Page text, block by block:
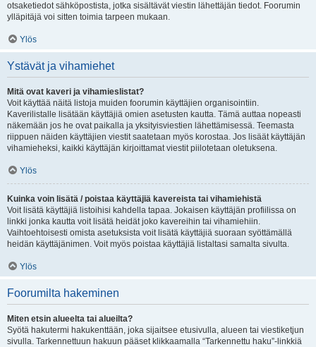
otsaketiedot sähköpostista, jotka sisältävät viestin lähettäjän tiedot. Foorumin
ylläpitäjä voi sitten toimia tarpeen mukaan.
Ylös
Ystävät ja vihamiehet
Mitä ovat kaveri ja vihamieslistat?
Voit käyttää näitä listoja muiden foorumin käyttäjien organisointiin.
Kaverilistalle lisätään käyttäjiä omien asetusten kautta. Tämä auttaa nopeasti
näkemään jos he ovat paikalla ja yksityisviestien lähettämisessä. Teemasta
riippuen näiden käyttäjien viestit saatetaan myös korostaa. Jos lisäät käyttäjän
vihamieheksi, kaikki käyttäjän kirjoittamat viestit piilotetaan oletuksena.
Ylös
Kuinka voin lisätä / poistaa käyttäjiä kavereista tai vihamiehistä
Voit lisätä käyttäjiä listoihisi kahdella tapaa. Jokaisen käyttäjän profiilissa on
linkki jonka kautta voit lisätä heidät joko kavereihin tai vihamiehiin.
Vaihtoehtoisesti omista asetuksista voit lisätä käyttäjiä suoraan syöttämällä
heidän käyttäjänimen. Voit myös poistaa käyttäjiä listaltasi samalta sivulta.
Ylös
Foorumilta hakeminen
Miten etsin alueelta tai alueilta?
Syötä hakutermi hakukenttään, joka sijaitsee etusivulla, alueen tai viestiketjun
sivulla. Tarkennettuun hakuun pääset klikkaamalla “Tarkennettu haku”-linkkiä